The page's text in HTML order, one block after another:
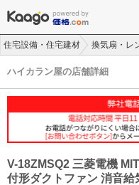
住宅設備・住宅建材
換気扇・レ
ハイカラン屋の店舗詳細
V-18ZMSQ2 三菱電機
付形ダクトファン 消音給